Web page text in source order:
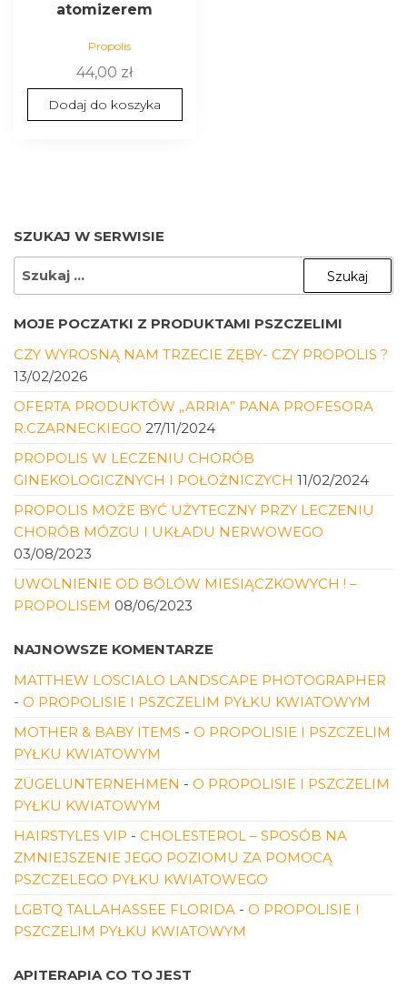
atomizerem
Propolis
44,00 zł
Dodaj do koszyka
SZUKAJ W SERWISIE
SZUKAJ:
MOJE POCZATKI Z PRODUKTAMI PSZCZELIMI
CZY WYROSNĄ NAM TRZECIE ZĘBY- CZY PROPOLIS ?
13/02/2026
OFERTA PRODUKTÓW „ARRIA” PANA PROFESORA
R.CZARNECKIEGO 27/11/2024
PROPOLIS W LECZENIU CHORÓB
GINEKOLOGICZNYCH I POŁOŻNICZYCH 11/02/2024
PROPOLIS MOŻE BYĆ UŻYTECZNY PRZY LECZENIU
CHORÓB MÓZGU I UKŁADU NERWOWEGO
03/08/2023
UWOLNIENIE OD BÓLÓW MIESIĄCZKOWYCH ! –
PROPOLISEM 08/06/2023
NAJNOWSZE KOMENTARZE
MATTHEW LOSCIALO LANDSCAPE PHOTOGRAPHER
- O PROPOLISIE I PSZCZELIM PYŁKU KWIATOWYM
MOTHER & BABY ITEMS - O PROPOLISIE I PSZCZELIM
PYŁKU KWIATOWYM
ZÜGELUNTERNEHMEN - O PROPOLISIE I PSZCZELIM
PYŁKU KWIATOWYM
HAIRSTYLES VIP - CHOLESTEROL – SPOSÓB NA
ZMNIEJSZENIE JEGO POZIOMU ZA POMOCĄ
PSZCZELEGO PYŁKU KWIATOWEGO
LGBTQ TALLAHASSEE FLORIDA - O PROPOLISIE I
PSZCZELIM PYŁKU KWIATOWYM
APITERAPIA CO TO JEST